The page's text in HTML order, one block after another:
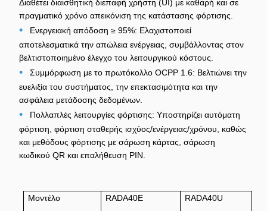
Διαθέτει διαισθητική διεπαφή χρήστη (UI) με καθαρή και σε
πραγματικό χρόνο απεικόνιση της κατάστασης φόρτισης.
•
Ενεργειακή απόδοση ≥ 95%: Ελαχιστοποιεί
αποτελεσματικά την απώλεια ενέργειας, συμβάλλοντας στον
βελτιστοποιημένο έλεγχο του λειτουργικού κόστους.
•
Συμμόρφωση με το πρωτόκολλο OCPP 1.6: Βελτιώνει την
ευελιξία του συστήματος, την επεκτασιμότητα και την
ασφάλεια μετάδοσης δεδομένων.
•
Πολλαπλές λειτουργίες φόρτισης: Υποστηρίζει αυτόματη
φόρτιση, φόρτιση σταθερής ισχύος/ενέργειας/χρόνου, καθώς
και μεθόδους φόρτισης με σάρωση κάρτας, σάρωση
κωδικού QR και επαλήθευση PIN.
Μοντέλο RADA40E RADA40U